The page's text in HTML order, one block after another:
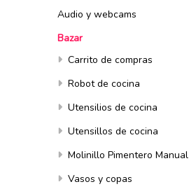
Audio y webcams
Bazar
Carrito de compras
Robot de cocina
Utensilios de cocina
Utensillos de cocina
Molinillo Pimentero Manual
Vasos y copas